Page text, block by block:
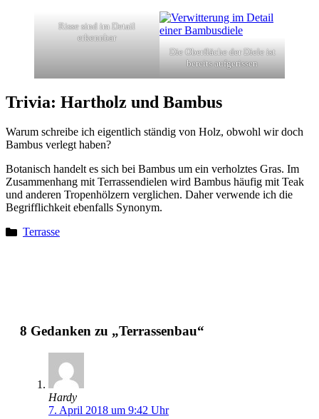
Risse sind im Detail
erkennbar
Die Oberfläche der Diele ist
bereits aufgerissen
Trivia: Hartholz und Bambus
Warum schreibe ich eigentlich ständig von Holz, obwohl wir doch
Bambus verlegt haben?
Botanisch handelt es sich bei Bambus um ein verholztes Gras. Im
Zusammenhang mit Terrassendielen wird Bambus häufig mit Teak
und anderen Tropenhölzern verglichen. Daher verwende ich die
Begrifflichkeit ebenfalls Synonym.
Terrasse
8 Gedanken zu „Terrassenbau“
Hardy
7. April 2018 um 9:42 Uhr